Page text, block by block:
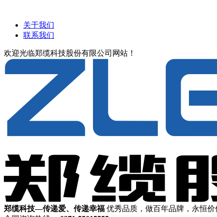
关于我们
联系我们
欢迎光临郑缆科技股份有限公司网站！
郑缆科技—传递爱、传递幸福 优秀品质，做百年品牌，永恒价